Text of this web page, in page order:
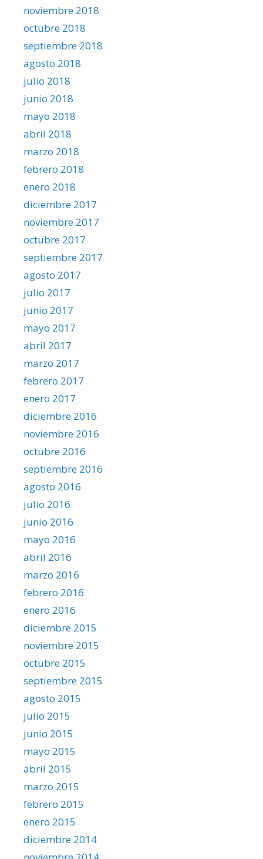
noviembre 2018
octubre 2018
septiembre 2018
agosto 2018
julio 2018
junio 2018
mayo 2018
abril 2018
marzo 2018
febrero 2018
enero 2018
diciembre 2017
noviembre 2017
octubre 2017
septiembre 2017
agosto 2017
julio 2017
junio 2017
mayo 2017
abril 2017
marzo 2017
febrero 2017
enero 2017
diciembre 2016
noviembre 2016
octubre 2016
septiembre 2016
agosto 2016
julio 2016
junio 2016
mayo 2016
abril 2016
marzo 2016
febrero 2016
enero 2016
diciembre 2015
noviembre 2015
octubre 2015
septiembre 2015
agosto 2015
julio 2015
junio 2015
mayo 2015
abril 2015
marzo 2015
febrero 2015
enero 2015
diciembre 2014